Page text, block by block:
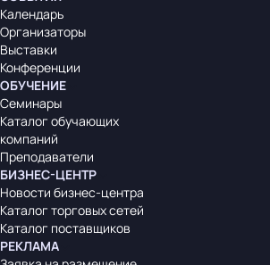
Календарь
Организаторы
Выставки
Конференции
ОБУЧЕНИЕ
Семинары
Каталог обучающих
компаний
Преподаватели
БИЗНЕС-ЦЕНТР
Новости бизнес-центра
Каталог торговых сетей
Каталог поставщиков
РЕКЛАМА